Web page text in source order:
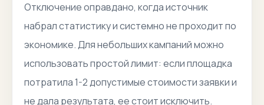
Отключение оправдано, когда источник
набрал статистику и системно не проходит по
экономике. Для небольших кампаний можно
использовать простой лимит: если площадка
потратила 1-2 допустимые стоимости заявки и
не дала результата, ее стоит исключить.